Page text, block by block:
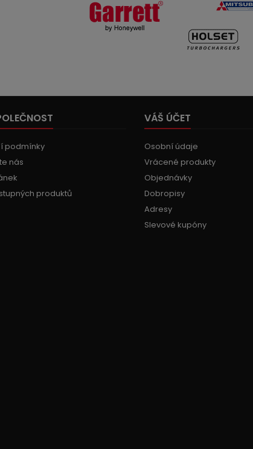
podmínky
nás
produktů
VÁŠ ÚČET
Osobní údaje
Vrácené produkty
Objednávky
Dobropisy
Adresy
Slevové kupóny